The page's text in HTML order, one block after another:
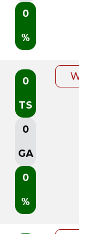
0
%
0
TS
0
GA
0
%